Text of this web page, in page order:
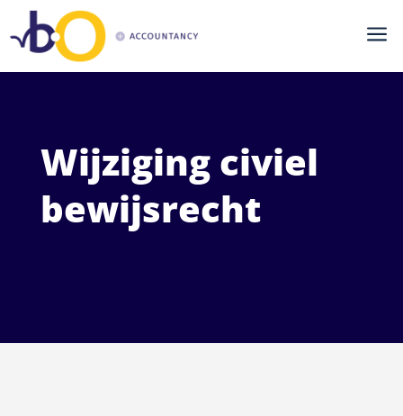
a
Wijziging civiel
bewijsrecht